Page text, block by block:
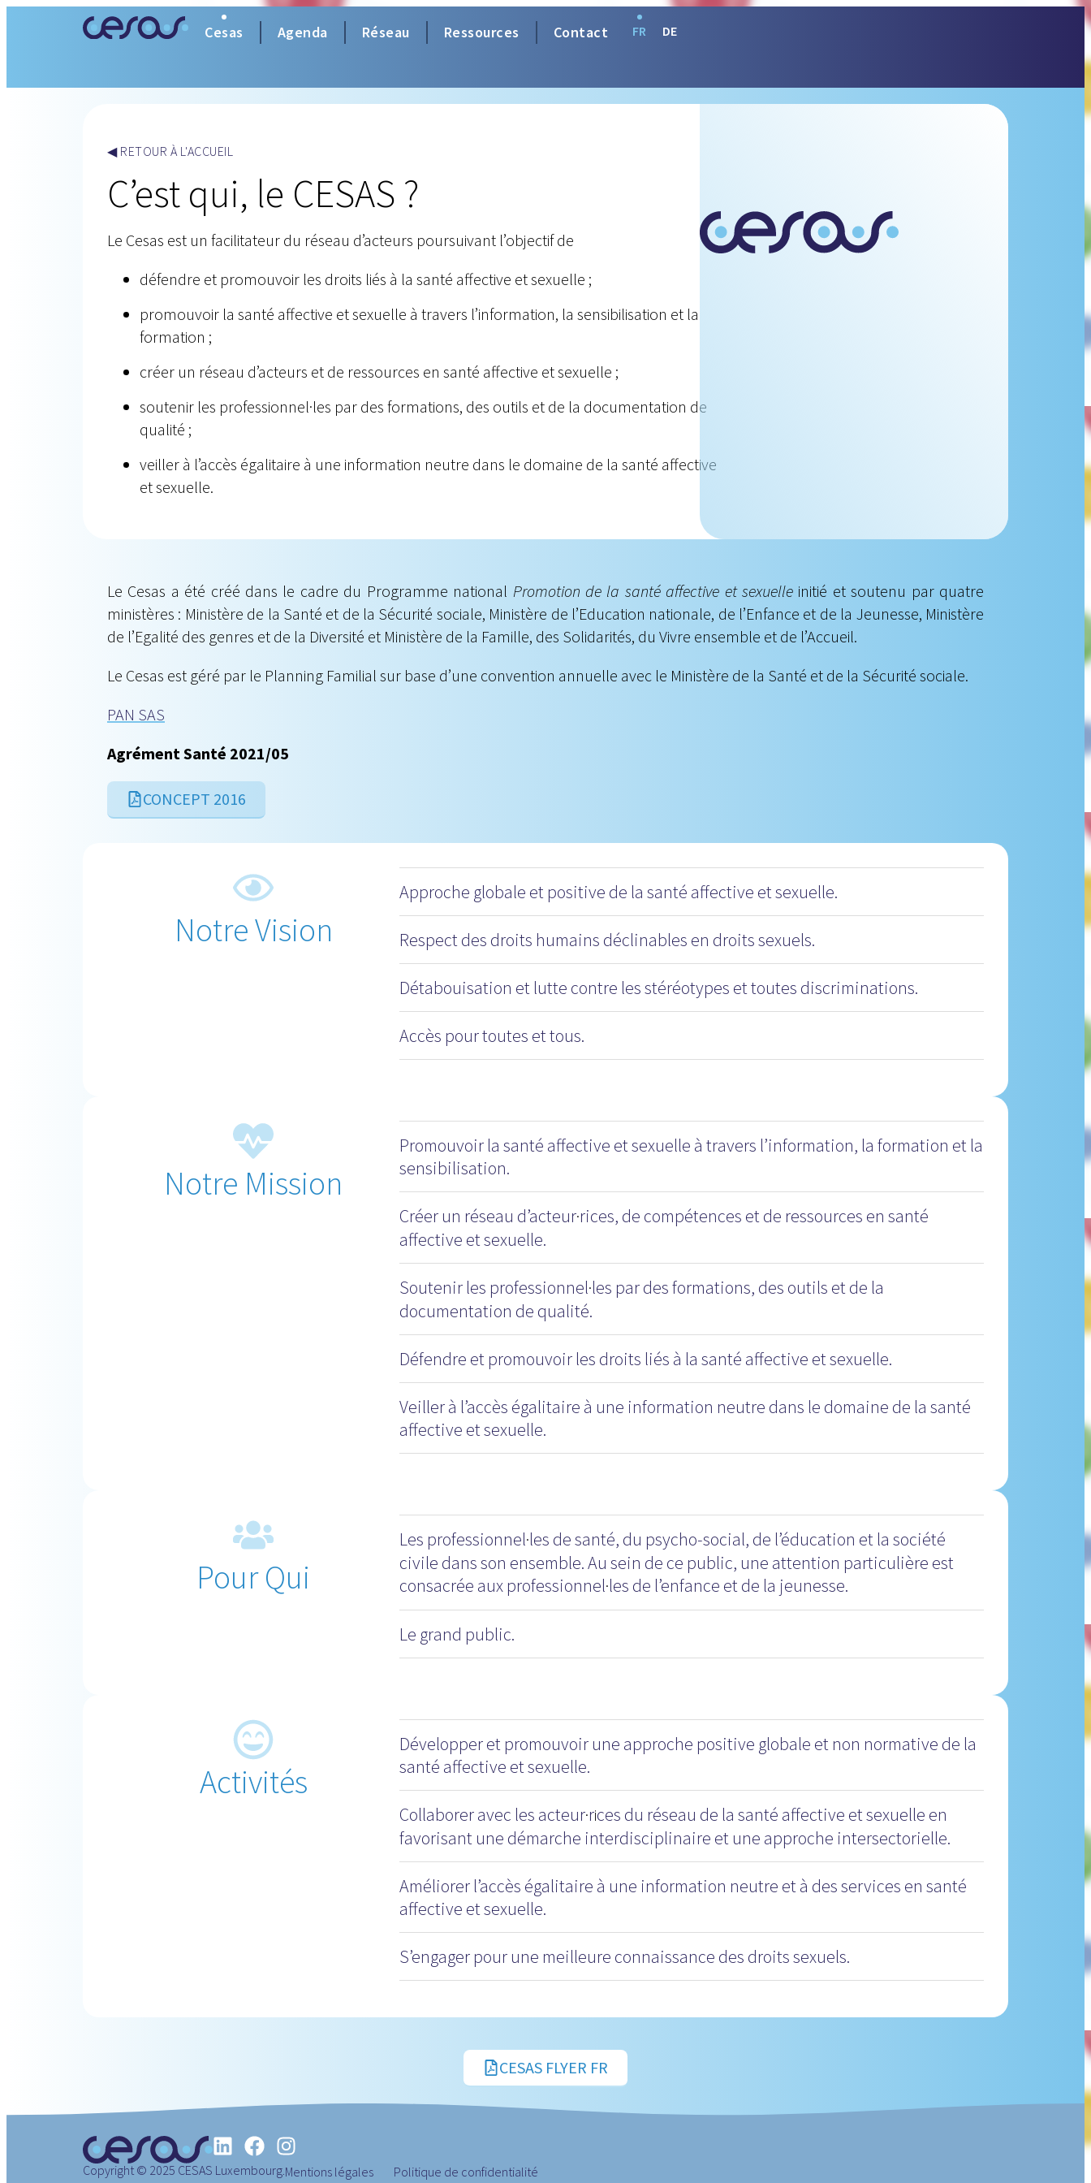
Cesas Agenda Réseau Ressources Contact FR DE
◀ RETOUR À L'ACCUEIL
C’est qui, le CESAS ?
Le Cesas est un facilitateur du réseau d’acteurs poursuivant l’objectif de
défendre et promouvoir les droits liés à la santé affective et sexuelle ;
promouvoir la santé affective et sexuelle à travers l’information, la sensibilisation et la
formation ;
créer un réseau d’acteurs et de ressources en santé affective et sexuelle ;
soutenir les professionnel·les par des formations, des outils et de la documentation de
qualité ;
veiller à l’accès égalitaire à une information neutre dans le domaine de la santé affective
et sexuelle.
Le Cesas a été créé dans le cadre du Programme national Promotion de la santé affective et sexuelleinitié et soutenu par quatre
ministères : Ministère de la Santé et de la Sécurité sociale, Ministère de l’Education nationale, de l’Enfance et de la Jeunesse, Ministère
de l’Egalité des genres et de la Diversité et Ministère de la Famille, des Solidarités, du Vivre ensemble et de l’Accueil.
Le Cesas est géré par le Planning Familial sur base d’une convention annuelle avec le Ministère de la Santé et de la Sécurité sociale.
PAN SAS
Agrément Santé 2021/05
CONCEPT 2016
Notre Vision
Approche globale et positive de la santé affective et sexuelle.
Respect des droits humains déclinables en droits sexuels.
Détabouisation et lutte contre les stéréotypes et toutes discriminations.
Accès pour toutes et tous.
Notre Mission
Promouvoir la santé affective et sexuelle à travers l’information, la formation et la
sensibilisation.
Créer un réseau d’acteur·rices, de compétences et de ressources en santé
affective et sexuelle.
Soutenir les professionnel·les par des formations, des outils et de la
documentation de qualité.
Défendre et promouvoir les droits liés à la santé affective et sexuelle.
Veiller à l’accès égalitaire à une information neutre dans le domaine de la santé
affective et sexuelle.
Pour Qui
Les professionnel·les de santé, du psycho-social, de l’éducation et la société
civile dans son ensemble. Au sein de ce public, une attention particulière est
consacrée aux professionnel·les de l’enfance et de la jeunesse.
Le grand public.
Activités
Développer et promouvoir une approche positive globale et non normative de la
santé affective et sexuelle.
Collaborer avec les acteur·rices du réseau de la santé affective et sexuelle en
favorisant une démarche interdisciplinaire et une approche intersectorielle.
Améliorer l’accès égalitaire à une information neutre et à des services en santé
affective et sexuelle.
S’engager pour une meilleure connaissance des droits sexuels.
CESAS FLYER FR
Copyright © 2025 CESAS Luxembourg. Mentions légales Politique de confidentialité